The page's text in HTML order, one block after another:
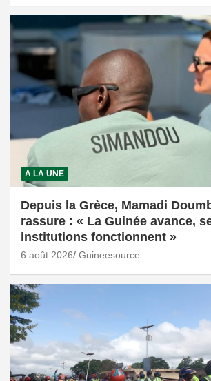
A LA UNE
Depuis la Grèce, Mamadi
rassure : « La Guinée avance,
institutions fonctionnent »
6 août 2026 Guineesource